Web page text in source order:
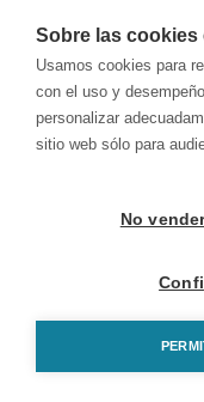
Sobre las cookies
Usamos cookies para
con el uso y
personalizar
sitio web sólo para
No